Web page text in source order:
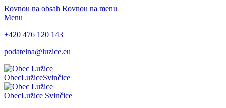
Rovnou na obsah Rovnou na menu
Menu
+420 476 120 143
podatelna@luzice.eu
ObecLužiceSvinčice
ObecLužice Svinčice